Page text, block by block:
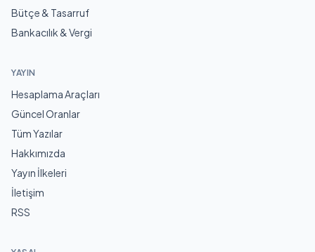
Bütçe & Tasarruf
Bankacılık & Vergi
YAYIN
Hesaplama Araçları
Güncel Oranlar
Tüm Yazılar
Hakkımızda
Yayın İlkeleri
İletişim
RSS